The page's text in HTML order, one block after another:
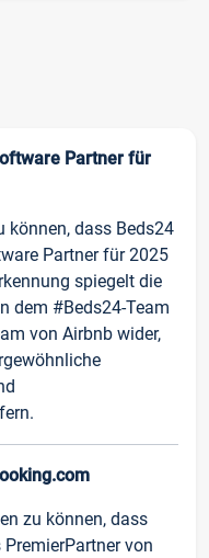
Partner für
können, dass Beds24
Partner für 2025
spiegelt die
dem #Beds24-Team
von Airbnb wider,
zu können, dass
von